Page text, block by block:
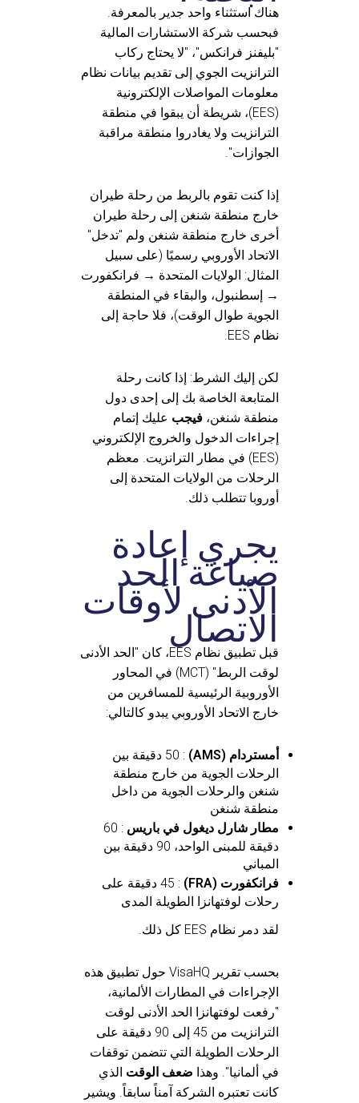
هناك استثناء واحد جدير بالمعرفة.
فبحسب شركة الاستشارات المالية
"بليفنز فرانكس"، "لا يحتاج ركاب
الترانزيت الجوي إلى تقديم بيانات نظام
معلومات المواصلات الإلكترونية
(EES)، شريطة أن يبقوا في منطقة
الترانزيت ولا يغادروا منطقة مراقبة
الجوازات".
إذا كنت تقوم بالربط من رحلة طيران
خارج منطقة شنغن إلى رحلة طيران
أخرى خارج منطقة شنغن ولم "تدخل"
الاتحاد الأوروبي رسميًا (على سبيل
المثال: الولايات المتحدة → فرانكفورت
→ إسطنبول، والبقاء في المنطقة
الجوية طوال الوقت)، فلا حاجة إلى
نظام EES.
لكن إليك الشرط: إذا كانت رحلة
المتابعة الخاصة بك إلى إحدى دول
منطقة شنغن، فيجب عليك إتمام
إجراءات الدخول والخروج الإلكتروني
(EES) في مطار الترانزيت. معظم
الرحلات من الولايات المتحدة إلى
أوروبا تتطلب ذلك.
يجري إعادة
صياغة الحد
الأدنى لأوقات
الاتصال
قبل تطبيق نظام EES، كان "الحد الأدنى
لوقت الربط" (MCT) في المحاور
الأوروبية الرئيسية للمسافرين من
خارج الاتحاد الأوروبي يبدو كالتالي:
أمستردام (AMS)
: 50 دقيقة بين
الرحلات الجوية من خارج منطقة
شنغن والرحلات الجوية من داخل
منطقة شنغن
مطار شارل ديغول في باريس
: 60
دقيقة للمبنى الواحد، 90 دقيقة بين
المباني
فرانكفورت (FRA)
: 45 دقيقة على
رحلات لوفتهانزا الطويلة المدى
لقد دمر نظام EES كل ذلك.
بحسب تقرير VisaHQ حول تطبيق هذه
الإجراءات في المطارات الألمانية،
"رفعت لوفتهانزا الحد الأدنى لوقت
الترانزيت من 45 إلى 90 دقيقة على
الرحلات الطويلة التي تتضمن توقفات
في ألمانيا". وهذا ضعف الوقت الذي
كانت تعتبره الشركة آمناً سابقاً. ويشير